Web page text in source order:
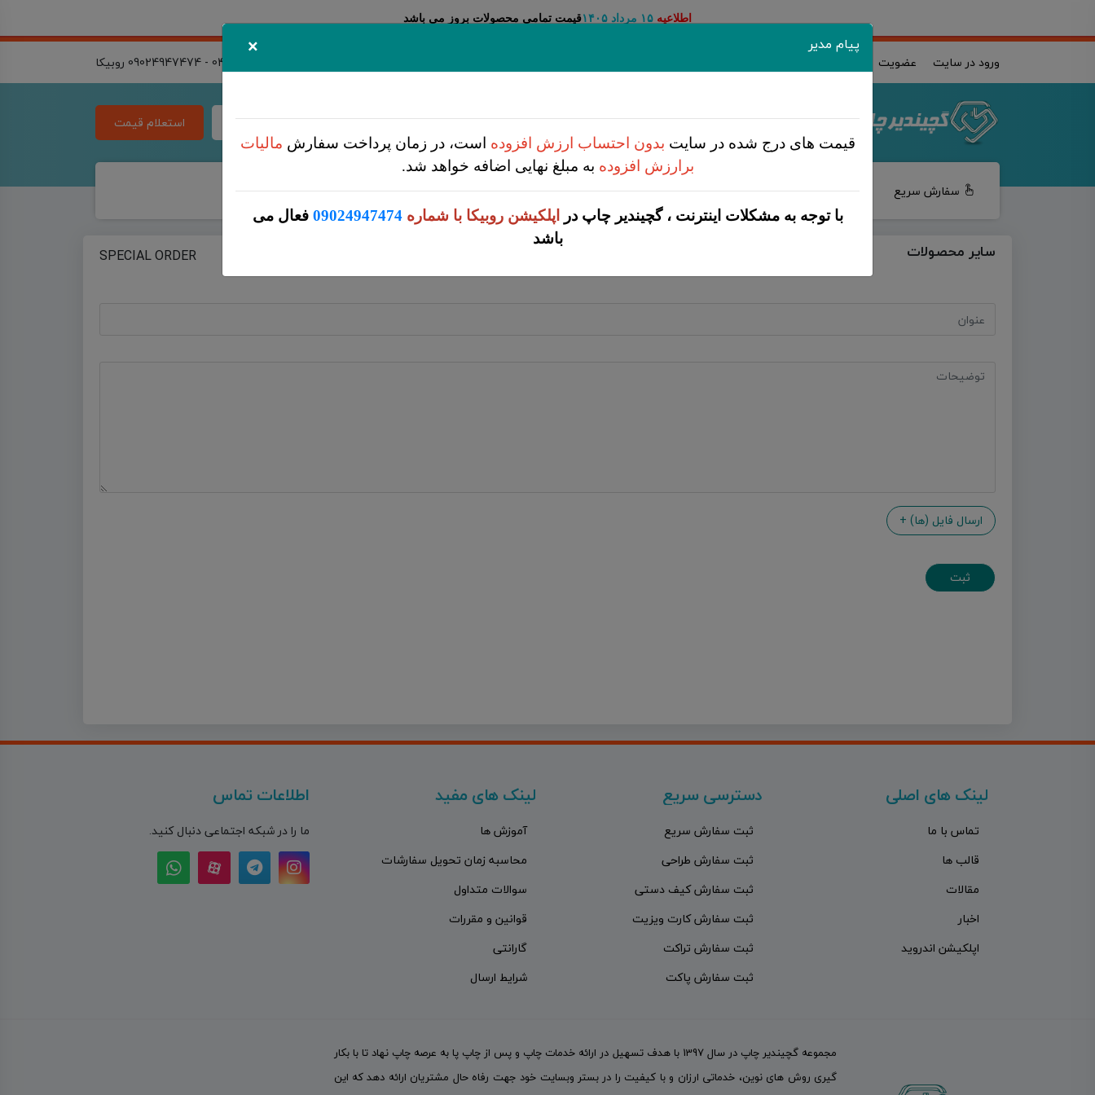
اطلاعیه ۱۵ مرداد ۱۴۰۵ قیمت تمامی محصولات بروز می باشد
ورود در سایت عضویت 04134418021 - 09024947474 روبیکا
لیست قیمت استعلام قیمت
سفارش سریع خدمات طراحی چاپ افست بگ و پوشه پارچه ای چاپ ریسو گراف تقویم 1405
سایر محصولات SPECIAL ORDER
ارسال فایل (ها) +
ثبت
لینک های اصلی
تماس با ما
قالب ها
مقالات
اخبار
اپلکیشن اندروید
دسترسی سریع
ثبت سفارش سریع
ثبت سفارش طراحی
ثبت سفارش کیف دستی
ثبت سفارش کارت ویزیت
ثبت سفارش تراکت
ثبت سفارش پاکت
لینک های مفید
آموزش ها
محاسبه زمان تحویل سفارشات
سوالات متداول
قوانین و مقررات
گارانتی
شرایط ارسال
اطلاعات تماس
ما را در شبکه اجتماعی دنبال کنید.
مجموعه گچیندیر چاپ در سال 1397 با هدف تسهیل در ارائه خدمات چاپ و پس از چاپ پا به عرصه چاپ نهاد تا با بکار
گیری روش های نوین، خدماتی ارزان و با کیفیت را در بستر وبسایت خود جهت رفاه حال مشتریان ارائه دهد که این
پیام مدیر ×
قیمت های درج شده در سایت بدون احتساب ارزش افزوده است، در زمان پرداخت سفارش مالیات
برارزش افزوده به مبلغ نهایی اضافه خواهد شد.
با توجه به مشکلات اینترنت ، گچیندیر چاپ در اپلکیشن روبیکا با شماره09024947474 فعال می
باشد